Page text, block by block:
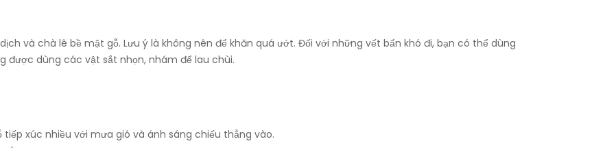
và chà lê bề mặt gỗ. Lưu ý là không nên để khăn quá ướt. Đối với những vết bẩn khó đi, bạn có thể dùng
được dùng các vật sắt nhọn, nhám để lau chùi.
xúc nhiều với mưa gió và ánh sáng chiếu thẳng vào.